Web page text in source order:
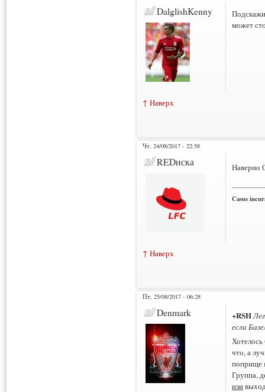
DalglishKenny
может
↑ Наверх
Чт, 24/08/2017 - 22:58
REDиска Наверно
Casus
↑ Наверх
Пт, 25/08/2017 - 06:28
Denmark +RSH
если
что, а
поприще
Группа,
изи